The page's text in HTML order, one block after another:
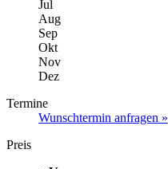
Jul
Aug
Sep
Okt
Nov
Dez
Termine
Wunschtermin anfragen »
Preis